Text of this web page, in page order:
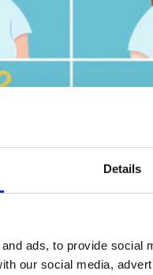
Details
ads, to provide social
our social media,